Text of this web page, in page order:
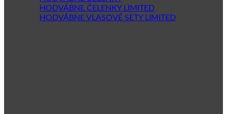
HODVÁBNE ČELENKY LIMITED
HODVÁBNE VLASOVÉ SETY LIMITED